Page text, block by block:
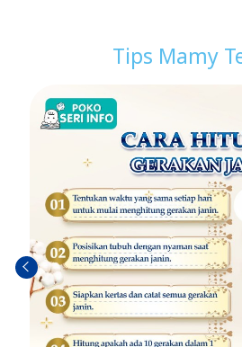
Tips Mamy
Sebel
umn
ya